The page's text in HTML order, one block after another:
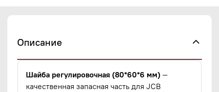
Описание
Шайба регулировочная (80*60*6 мм) —
качественная запасная часть для JCB